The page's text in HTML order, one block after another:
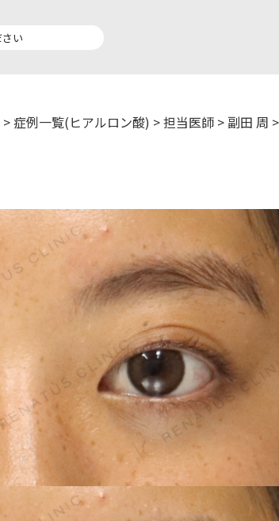
アートメイク症例一覧
クリニック一覧
医師一覧
看護師一覧
新着情報
お問い
プライ
規約
コラム
>症例一覧(ヒアルロン酸) >担当医師 > 副田 周 >